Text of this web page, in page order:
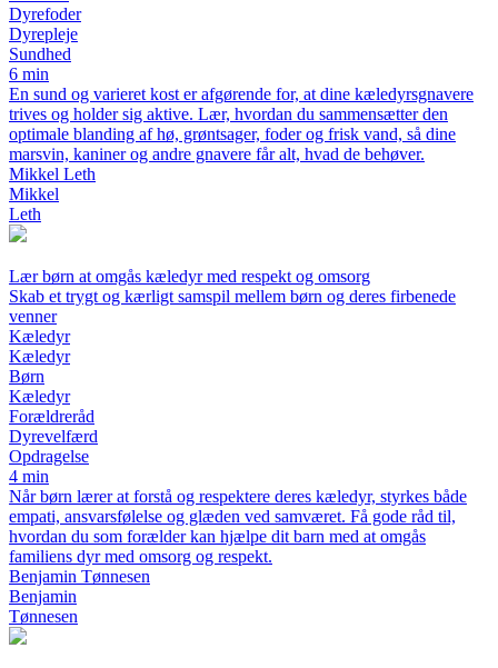
Dyrefoder
Dyrepleje
Sundhed
6 min
En sund og varieret kost er afgørende for, at dine kæledyrsgnavere
trives og holder sig aktive. Lær, hvordan du sammensætter den
optimale blanding af hø, grøntsager, foder og frisk vand, så dine
marsvin, kaniner og andre gnavere får alt, hvad de behøver.
Mikkel Leth
Mikkel
Leth
Lær børn at omgås kæledyr med respekt og omsorg
Skab et trygt og kærligt samspil mellem børn og deres firbenede
venner
Kæledyr
Kæledyr
Børn
Kæledyr
Forældreråd
Dyrevelfærd
Opdragelse
4 min
Når børn lærer at forstå og respektere deres kæledyr, styrkes både
empati, ansvarsfølelse og glæden ved samværet. Få gode råd til,
hvordan du som forælder kan hjælpe dit barn med at omgås
familiens dyr med omsorg og respekt.
Benjamin Tønnesen
Benjamin
Tønnesen